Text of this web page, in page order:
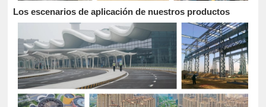
Los escenarios de aplicación de nuestros productos